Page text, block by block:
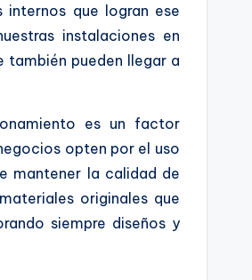
que logran ese
instalaciones en
también pueden llegar a
es un factor
opten por el uso
mantener la calidad de
originales que
siempre diseños y